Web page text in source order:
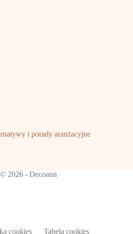
i porady aranżacyjne
2026 - Decoann
cookies Tabela cookies